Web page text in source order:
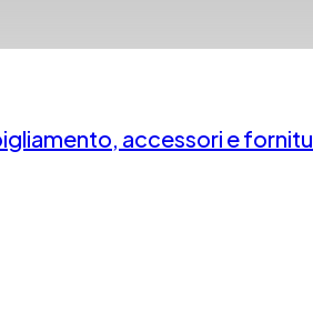
accessori e